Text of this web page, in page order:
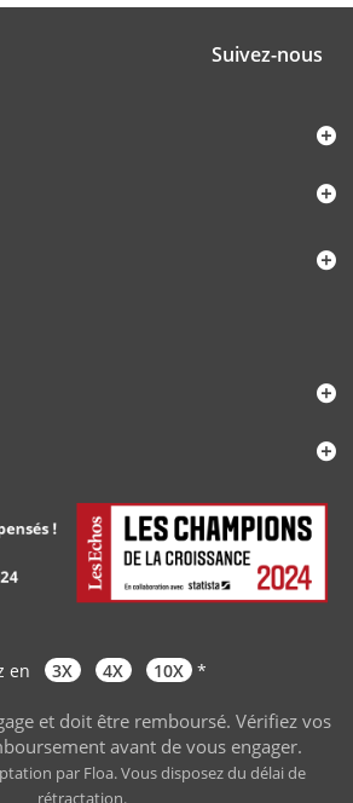
Suivez-nous
en 3X 4X 10X *
et doit être remboursé. Vérifiez vos
avant de vous engager.
par Floa. Vous disposez du délai de
rétractation.